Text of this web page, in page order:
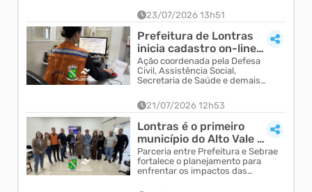
economia local
23/07/2026 13h51
Prefeitura de Lontras
inicia cadastro on-line
de famílias que residem
em áreas d...
Ação coordenada pela Defesa
Civil, Assistência Social,
Secretaria de Saúde e demais
prevenção e agilizar o
atendimento ...
21/07/2026 12h53
Lontras é o primeiro
município do Alto Vale a
receber Plano de
Adaptação e Resil...
Parceria entre Prefeitura e Sebrae
fortalece o planejamento para
enfrentar os impactos das